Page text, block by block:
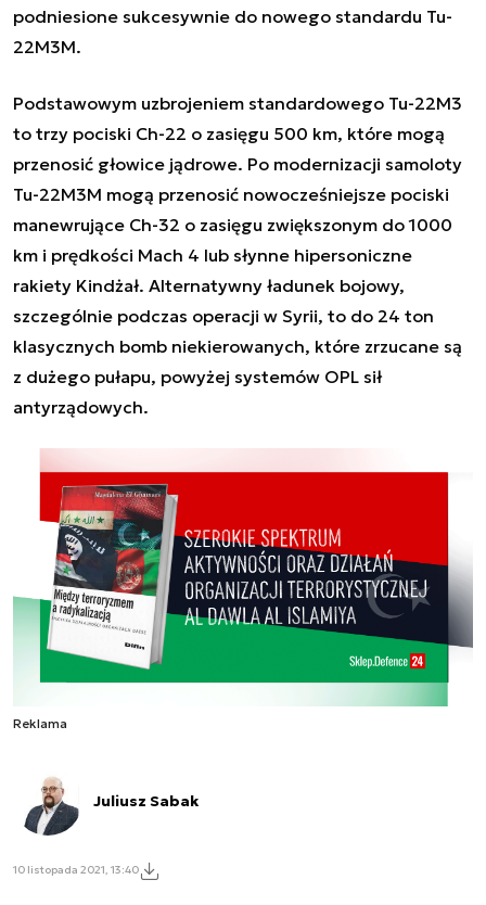
podniesione sukcesywnie do nowego standardu Tu-
22M3M.
Podstawowym uzbrojeniem standardowego Tu-22M3
to trzy pociski Ch-22 o zasięgu 500 km, które mogą
przenosić głowice jądrowe. Po modernizacji samoloty
Tu-22M3M mogą przenosić nowocześniejsze pociski
manewrujące Ch-32 o zasięgu zwiększonym do 1000
km i prędkości Mach 4 lub słynne hipersoniczne
rakiety Kindżał. Alternatywny ładunek bojowy,
szczególnie podczas operacji w Syrii, to do 24 ton
klasycznych bomb niekierowanych, które zrzucane są
z dużego pułapu, powyżej systemów OPL sił
antyrządowych.
Reklama
Juliusz Sabak
10 listopada 2021, 13:40